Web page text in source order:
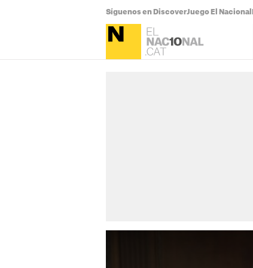
Síguenos en DiscoverJuego El Nacional